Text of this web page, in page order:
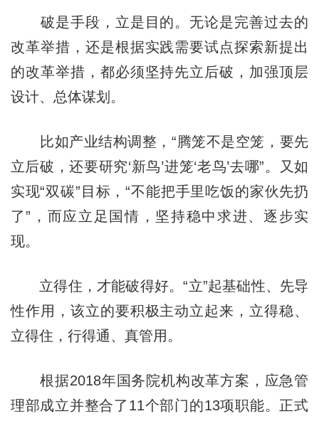
破是手段，立是目的。无论是完善过去的
改革举措，还是根据实践需要试点探索新提出
的改革举措，都必须坚持先立后破，加强顶层
设计、总体谋划。
比如产业结构调整，“腾笼不是空笼，要先
立后破，还要研究‘新鸟’进笼‘老鸟’去哪”。又如
实现“双碳”目标，“不能把手里吃饭的家伙先扔
了”，而应立足国情，坚持稳中求进、逐步实
现。
立得住，才能破得好。“立”起基础性、先导
性作用，该立的要积极主动立起来，立得稳、
立得住，行得通、真管用。
根据2018年国务院机构改革方案，应急管
理部成立并整合了11个部门的13项职能。正式